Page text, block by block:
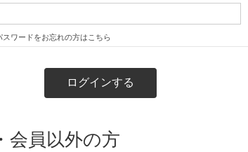
スワードをお忘れの方はこちら
会員以外の方